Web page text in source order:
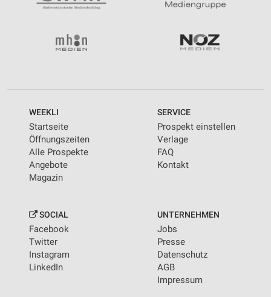
WEEKLI
Startseite
Öffnungszeiten
Alle Prospekte
Angebote
Magazin
SERVICE
Prospekt einstellen
Verlage
FAQ
Kontakt
SOCIAL
Facebook
Twitter
Instagram
LinkedIn
UNTERNEHMEN
Jobs
Presse
Datenschutz
AGB
Impressum